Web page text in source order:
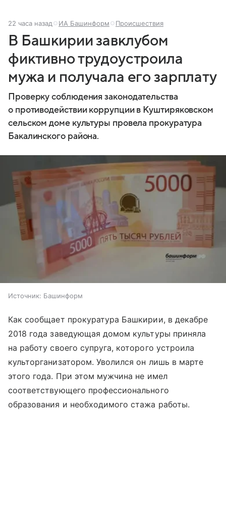
22 часа назад ИА Башинформ Происшествия
В Башкирии завклубом
фиктивно трудоустроила
мужа и получала его зарплату
Проверку соблюдения законодательства
о противодействии коррупции в Куштиряковском
сельском доме культуры провела прокуратура
Бакалинского района.
Источник: Башинформ
Как сообщает прокуратура Башкирии, в декабре
2018 года заведующая домом культуры приняла
на работу своего супруга, которого устроила
культорганизатором. Уволился он лишь в марте
этого года. При этом мужчина не имел
соответствующего профессионального
образования и необходимого стажа работы.